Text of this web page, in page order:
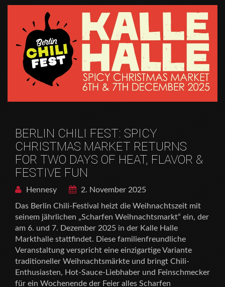
BERLIN CHILI FEST: SPICY
CHRISTMAS MARKET RETURNS
FOR TWO DAYS OF HEAT, FLAVOR &
FESTIVE FUN
Hennesy
2. November 2025
Das Berlin Chili-Festival heizt die Weihnachtszeit mit
seinem jährlichen „Scharfen Weihnachtsmarkt“ ein, der
am 6. und 7. Dezember 2025 in der Kalle Halle
Markthalle stattfindet. Diese familienfreundliche
Veranstaltung verspricht eine einzigartige Variante
traditioneller Weihnachtsmärkte und bringt Chili-
Enthusiasten, Hot-Sauce-Liebhaber und Feinschmecker
für ein Wochenende der Feier alles Scharfen